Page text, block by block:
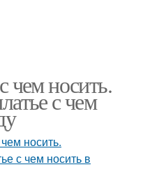
чем носить.
с чем